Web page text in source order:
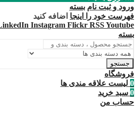
ورود و ثبت نام بسته
فهرست خود را اینجا اضافه کنید
Instagram Flickr RSSYoutube
بسته
جستجو
فروشگاه
0 لیست علاقه مندی ها
0 سبد خرید
حساب من